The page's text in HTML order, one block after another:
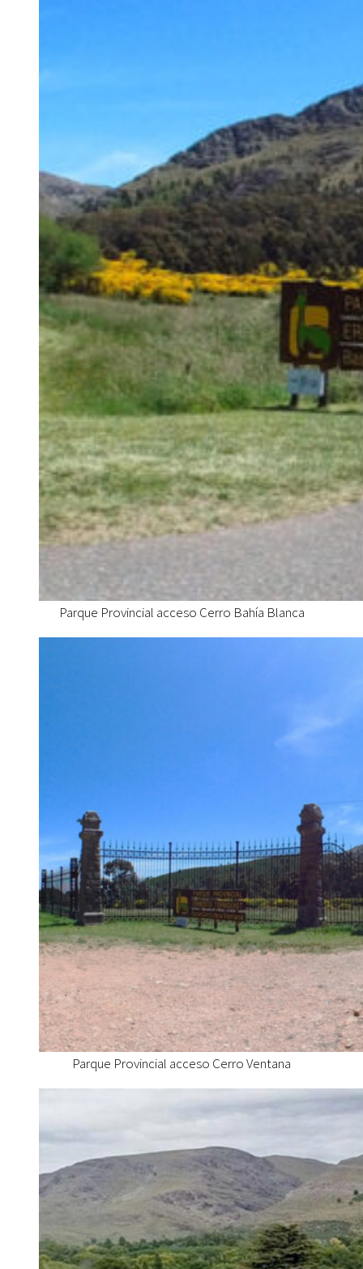
Parque Provincial acceso Cerro Bahía Blanca
Parque Provincial acceso Cerro Ventana